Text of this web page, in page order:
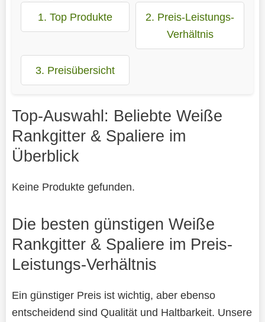
1. Top Produkte
2. Preis-Leistungs-
Verhältnis
3. Preisübersicht
Top-Auswahl: Beliebte Weiße
Rankgitter & Spaliere im
Überblick
Keine Produkte gefunden.
Die besten günstigen Weiße
Rankgitter & Spaliere im Preis-
Leistungs-Verhältnis
Ein günstiger Preis ist wichtig, aber ebenso
entscheidend sind Qualität und Haltbarkeit. Unsere